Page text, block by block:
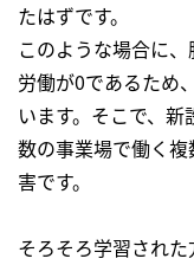
たはずです。
このような場合に
労働が0であるため
います。そこで、
数の事業場で働く
害です。
そろそろ学習された